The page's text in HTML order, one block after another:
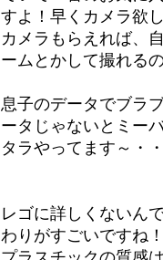
すよ！早くカメラ欲
カメラもらえれば、
ームとかして撮れる
息子のデータでブラ
ータじゃないとミー
タラやってます～・
レゴに詳しくないん
わりがすごいですね